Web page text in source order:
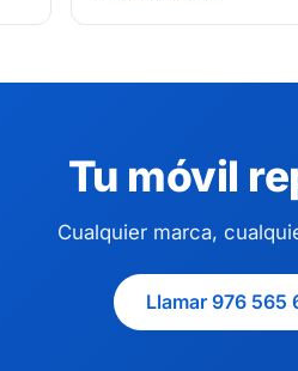
Tu móvil
Cualquier marca,
Llamar 976 565